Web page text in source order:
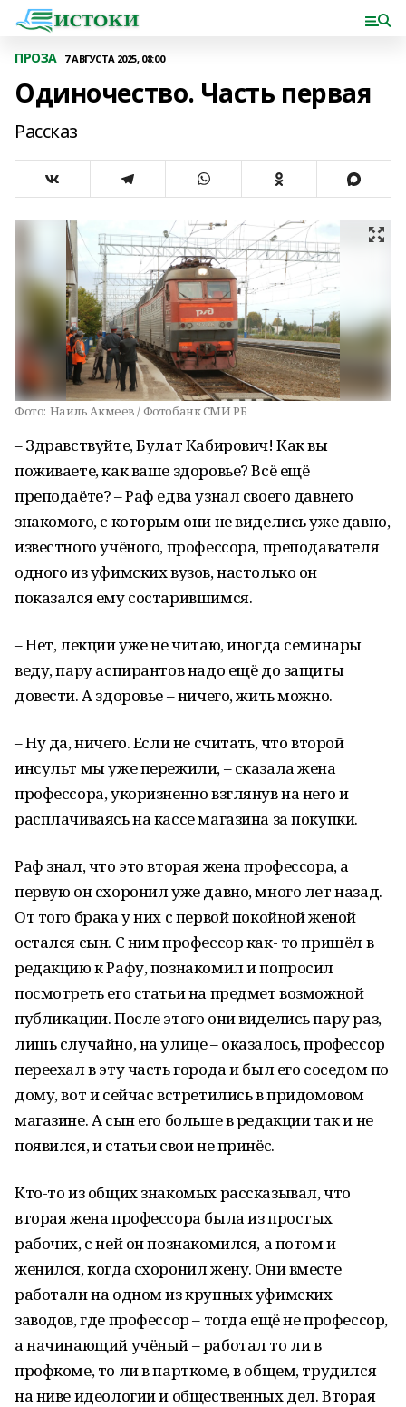
ПРОЗА 7 АВГУСТА 2025, 08:00
Одиночество. Часть первая
Рассказ
Фото: Наиль Акмеев / Фотобанк СМИ РБ
– Здравствуйте, Булат Кабирович! Как вы
поживаете, как ваше здоровье? Всё ещё
преподаёте? – Раф едва узнал своего давнего
знакомого, с которым они не виделись уже давно,
известного учёного, профессора, преподавателя
одного из уфимских вузов, настолько он
показался ему состарившимся.
– Нет, лекции уже не читаю, иногда семинары
веду, пару аспирантов надо ещё до защиты
довести. А здоровье – ничего, жить можно.
– Ну да, ничего. Если не считать, что второй
инсульт мы уже пережили, – сказала жена
профессора, укоризненно взглянув на него и
расплачиваясь на кассе магазина за покупки.
Раф знал, что это вторая жена профессора, а
первую он схоронил уже давно, много лет назад.
От того брака у них с первой покойной женой
остался сын. С ним профессор как- то пришёл в
редакцию к Рафу, познакомил и попросил
посмотреть его статьи на предмет возможной
публикации. После этого они виделись пару раз,
лишь случайно, на улице – оказалось, профессор
переехал в эту часть города и был его соседом по
дому, вот и сейчас встретились в придомовом
магазине. А сын его больше в редакции так и не
появился, и статьи свои не принёс.
Кто-то из общих знакомых рассказывал, что
вторая жена профессора была из простых
рабочих, с ней он познакомился, а потом и
женился, когда схоронил жену. Они вместе
работали на одном из крупных уфимских
заводов, где профессор – тогда ещё не профессор,
а начинающий учёный – работал то ли в
профкоме, то ли в парткоме, в общем, трудился
на ниве идеологии и общественных дел. Вторая